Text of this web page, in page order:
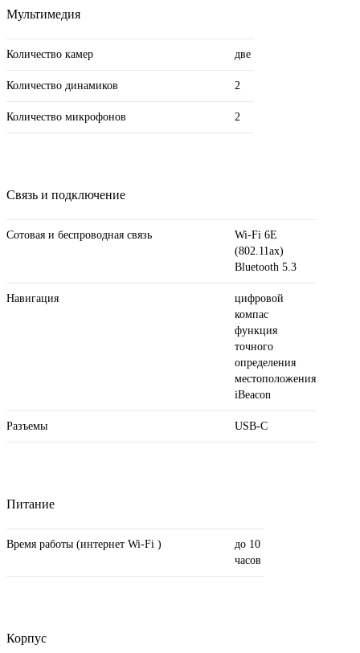
Мультимедия
Количество камер две
Количество динамиков 2
Количество микрофонов 2
Связь и подключение
Сотовая и беспроводная связь
Wi-Fi 6E
(802.11ax)
Bluetooth 5.3
Навигация
цифровой
компас
функция
точного
определения
местоположения
iBeacon
Разъемы USB‑C
Питание
Время работы (интернет Wi-Fi )
до 10
часов
Корпус